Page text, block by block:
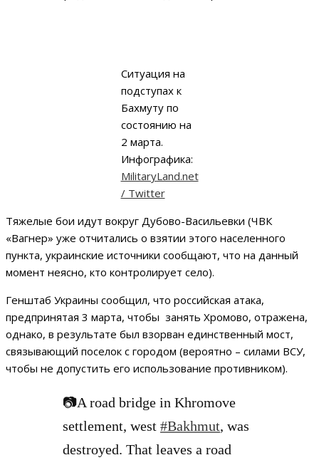
Ситуация на
подступах к
Бахмуту по
состоянию на
2 марта.
Инфографика:
МilitaryLand.net
/ Twitter
Тяжелые бои идут вокруг Дубово-Васильевки (ЧВК
«Вагнер» уже отчитались о взятии этого населенного
пункта, украинские источники сообщают, что на данный
момент неясно, кто контролирует село).
Генштаб Украины сообщил, что российская атака,
предпринятая 3 марта, чтобы занять Хромово, отражена,
однако, в результате был взорван единственный мост,
связывающий поселок с городом (вероятно – силами ВСУ,
чтобы не допустить его использование противником).
📷A road bridge in Khromove
settlement, west #Bakhmut, was
destroyed. That leaves a road